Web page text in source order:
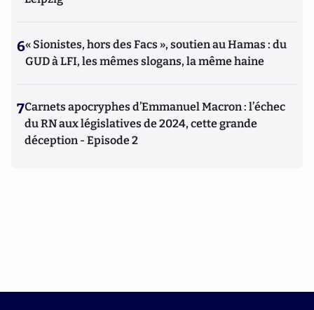
6« Sionistes, hors des Facs », soutien au Hamas : du
GUD à LFI, les mêmes slogans, la même haine
7Carnets apocryphes d’Emmanuel Macron : l’échec
du RN aux législatives de 2024, cette grande
déception - Episode 2